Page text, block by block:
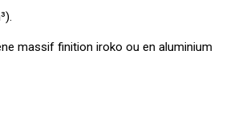
massif finition iroko ou en aluminium